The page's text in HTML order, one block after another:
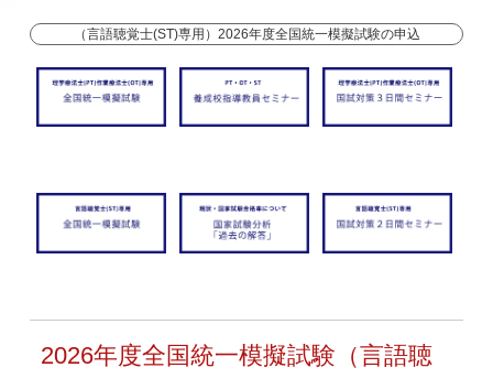
（言語聴覚士(ST)専用）2026年度全国統一模擬試験の申込
2026年度全国統一模擬試験（言語聴